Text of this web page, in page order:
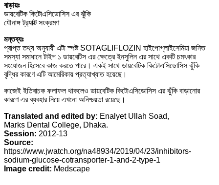
বাড়ায়ঃ
‌ডায়বেটিক কিটোএসিডোসিস এর ঝুঁকি
‌যৌনাঙ্গ ট্র‍্যাক্ট সংক্রমণ
মন্তব্যঃ
প্রাপ্ত তথ্য অনুযায়ী এটা স্পষ্ট SOTAGLIFLOZIN হাইপোগ্লাইসেমিয়া জনিত
সমস্যা সমাধানে টাইপ ১ ডায়বেটিস এর ক্ষেত্রে ইনসুলিন এর সাথে একটি চমৎকার
সংযোজন হিসেবে কাজ করতে পারে। একই সাথে ডায়বেটিক কিটোএসিডোসিস ঝুঁকি
বৃদ্ধির কারণে এটি আমেরিকায় প্রত্যাখ্যাত হয়েছে।
কাজেই ইতিবাচক ফলাফল থাকলেও ডায়বেটিক কিটোএসিডোসিস এর ঝুঁকি বাড়ানোর
কারণে এর ব্যবহার নিয়ে এখনো অনিশ্চয়তা রয়েছে।
Translated and edited by: Enalyet Ullah Soad,
Marks Dental College, Dhaka.
Session: 2012-13
Source:
https://www.jwatch.org/na48934/2019/04/23/inhibitors-
sodium-glucose-cotransporter-1-and-2-type-1
Image credit: Medscape